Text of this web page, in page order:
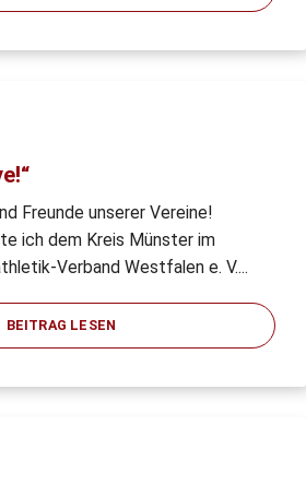
Freunde unserer Vereine!
ich dem Kreis Münster im
Verband Westfalen e. V....
BEITRAG LESEN